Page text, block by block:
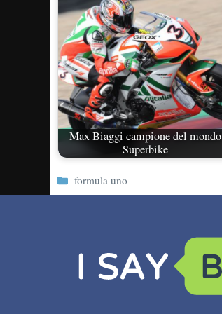
Max Biaggi campione del mondo
Superbike
Categorie
formula uno